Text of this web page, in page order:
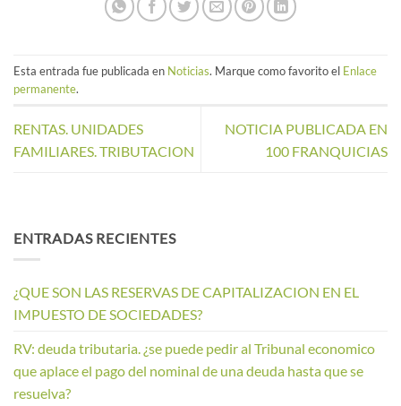
Esta entrada fue publicada en Noticias. Marque como favorito el Enlace
permanente.
RENTAS. UNIDADES
FAMILIARES. TRIBUTACION
NOTICIA PUBLICADA EN
100 FRANQUICIAS
ENTRADAS RECIENTES
¿QUE SON LAS RESERVAS DE CAPITALIZACION EN EL
IMPUESTO DE SOCIEDADES?
RV: deuda tributaria. ¿se puede pedir al Tribunal economico
que aplace el pago del nominal de una deuda hasta que se
resuelva?